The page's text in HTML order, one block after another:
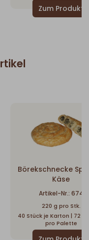
Börekschnecke
Käse
Artikel-Nr.: 674
220 g pro Stk.
40 Stück je Karton | 72
pro Palette